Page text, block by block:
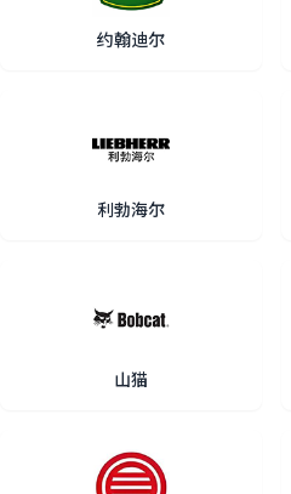
约翰迪尔
利勃海尔
山猫